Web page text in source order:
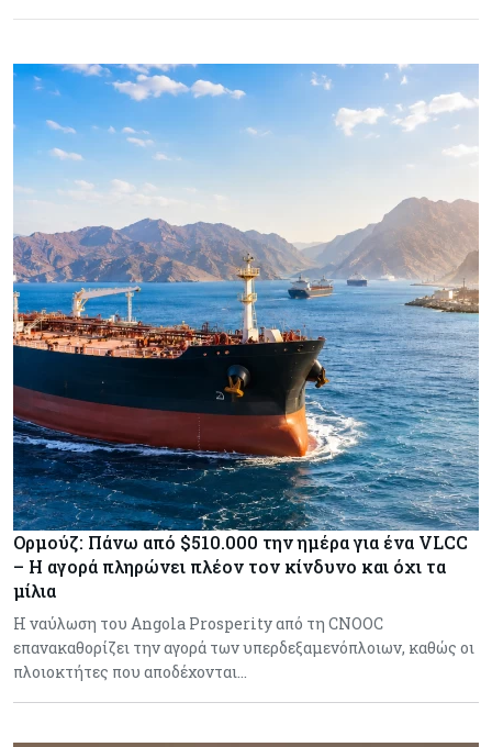
Ορμούζ: Πάνω από $510.000 την ημέρα για ένα VLCC
– Η αγορά πληρώνει πλέον τον κίνδυνο και όχι τα
μίλια
Η ναύλωση του Angola Prosperity από τη CNOOC
επανακαθορίζει την αγορά των υπερδεξαμενόπλοιων, καθώς οι
πλοιοκτήτες που αποδέχονται…